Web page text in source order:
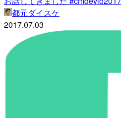
都元ダイスケ
2017.07.03